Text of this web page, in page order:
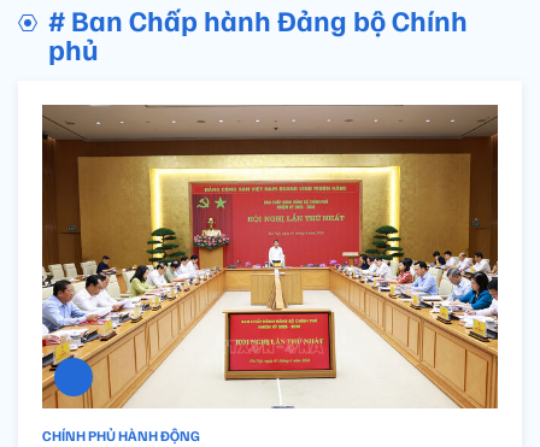
# Ban Chấp hành Đảng bộ Chính
phủ
CHÍNH PHỦ HÀNH ĐỘNG